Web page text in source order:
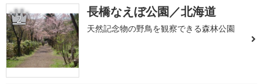
2 長橋なえぼ公園／北海道
天然記念物の野鳥を観察できる森林公園